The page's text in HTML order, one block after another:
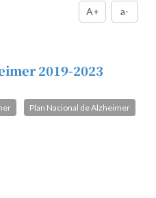
A+
a-
2019-2023
Plan Nacional de Alzheimer